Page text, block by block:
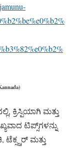
ಮತ್ತು
ಟಿಪ್ಸ್‌ಗಳನ್ನು
ಮತ್ತು